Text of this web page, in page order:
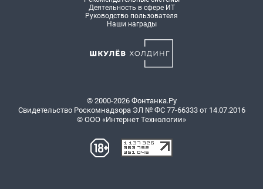
Деятельность в сфере ИТ
Руководство пользователя
Наши награды
© 2000-2026 Фонтанка.Ру
Свидетельство Роскомнадзора ЭЛ № ФС 77-66333 от 14.07.2016
© ООО «Интернет Технологии»